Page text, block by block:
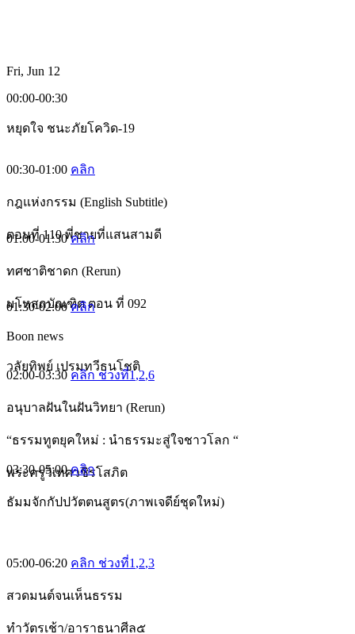
Fri, Jun 12
00:00-00:30
หยุดใจ ชนะภัยโควิด-19
00:30-01:00 คลิก
กฎแห่งกรรม (English Subtitle)
ตอนที่ 110 พี่ชายที่แสนสามดี
01:00-01:30คลิก
ทศชาติชาดก (Rerun)
มโหสถบัณฑิต ตอน ที่ 092
01:30-02:00คลิก
Boon news
วลัยทิพย์ เปรมทวีธนโชติ
02:00-03:30 คลิก ช่วงที่1,2,6
อนุบาลฝันในฝันวิทยา (Rerun)
“ธรรมทูตยุคใหม่ : นำธรรมะสู่ใจชาวโลก “
พระครูวิเทศวชิรโสภิต
03:30-05:00คลิก
ธัมมจักกัปปวัตตนสูตร(ภาพเจดีย์ชุดใหม่)
05:00-06:20 คลิก ช่วงที่1 ,2,3
สวดมนต์จนเห็นธรรม
ทำวัตรเช้า/อาราธนาศีล๕